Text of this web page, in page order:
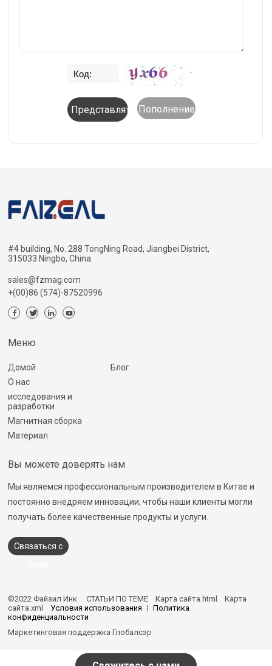
Пополнение
#4 building, No. 288 TongNing Road, Jiangbei District,
315033 Ningbo, China.
sales@fzmag.com
+(00)86 (574)-87520996
Меню
Домой
О нас
исследования и
разработки
Магнитная сборка
Материал
Блог
Вы можете доверять нам
Мы являемся профессиональным производителем в Китае и
постоянно внедряем инновации, чтобы наши клиенты могли
получать более качественные продукты и услуги.
Связаться с
©2022 Файзил Инк.СТАТЬИ ПО ТЕМЕ Карта сайта.html
Карта
сайта.xml
Условия использования
Политика
конфиденциальности
Маркетинговая поддержкаГлобалсэр